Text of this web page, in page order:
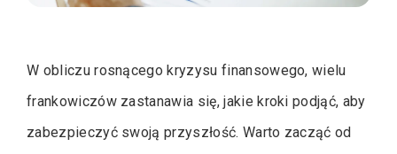
W obliczu rosnącego kryzysu finansowego, wielu
frankowiczów zastanawia się, jakie kroki podjąć, aby
zabezpieczyć swoją przyszłość. Warto zacząć od